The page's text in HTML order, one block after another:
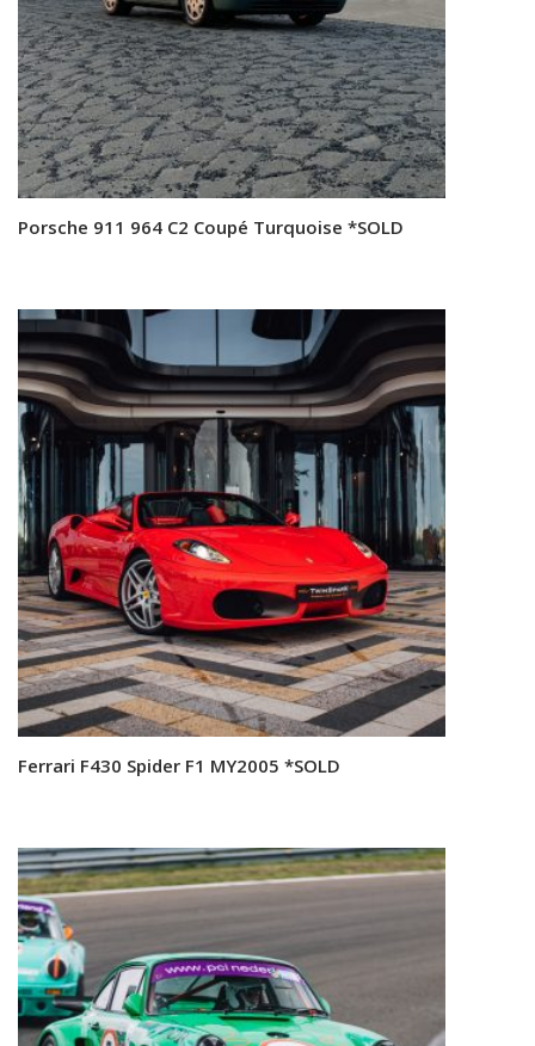
Read more
Porsche 911 964 C2 Coupé Turquoise *SOLD
Read more
Ferrari F430 Spider F1 MY2005 *SOLD